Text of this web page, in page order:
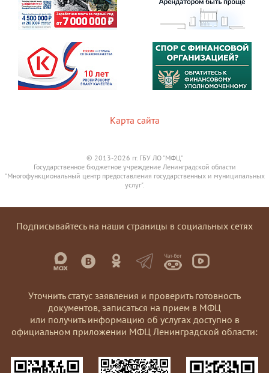
Карта сайта
© 2013-2026 гг. ГБУ ЛО "МФЦ"
Государственное бюджетное учреждение Ленинградской области
"Многофункциональный центр предоставления государственных и муниципальных
услуг".
Подписывайтесь на наши страницы в социальных сетях
Уточнить статус заявления и проверить готовность
документов, записаться на прием в МФЦ
или получить информацию об услугах доступно в
официальном приложении МФЦ Ленинградской области: